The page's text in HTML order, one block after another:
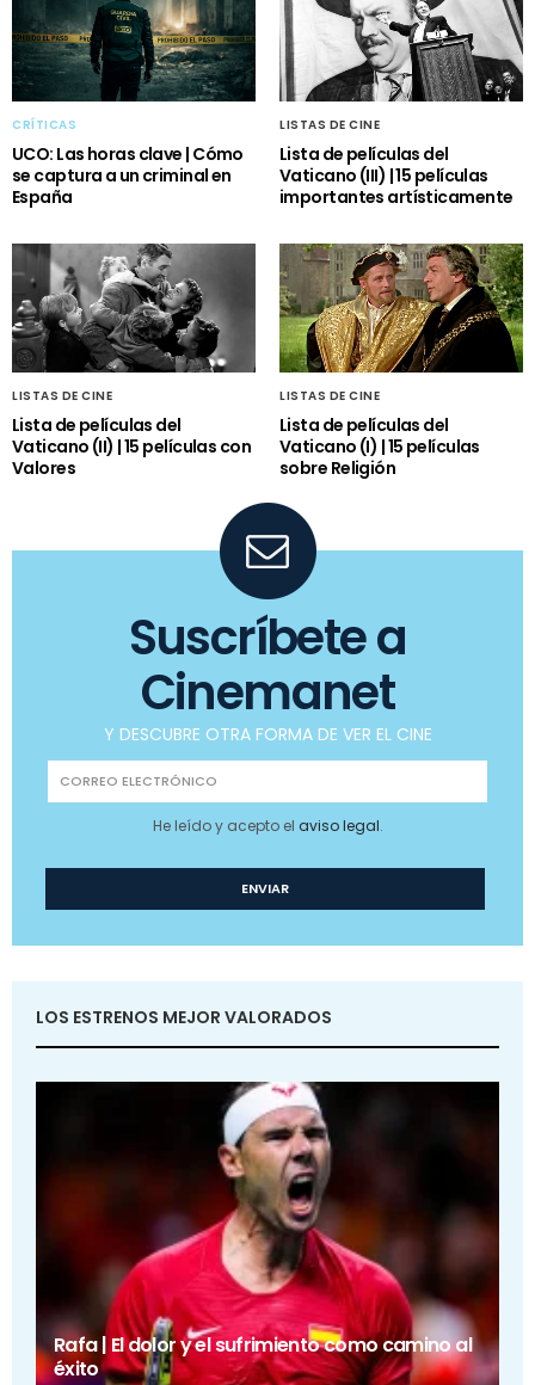
CRÍTICAS
UCO: Las horas clave | Cómo
se captura a un criminal en
España
LISTAS DE CINE
Lista de películas del
Vaticano (III) | 15 películas
importantes artísticamente
LISTAS DE CINE
Lista de películas del
Vaticano (II) | 15 películas con
Valores
LISTAS DE CINE
Lista de películas del
Vaticano (I) | 15 películas
sobre Religión
Suscríbete a
Cinemanet
Y DESCUBRE OTRA FORMA DE VER EL CINE
He leído y acepto el aviso legal.
LOS ESTRENOS MEJOR VALORADOS
Rafa | El dolor y el sufrimiento como camino al
éxito